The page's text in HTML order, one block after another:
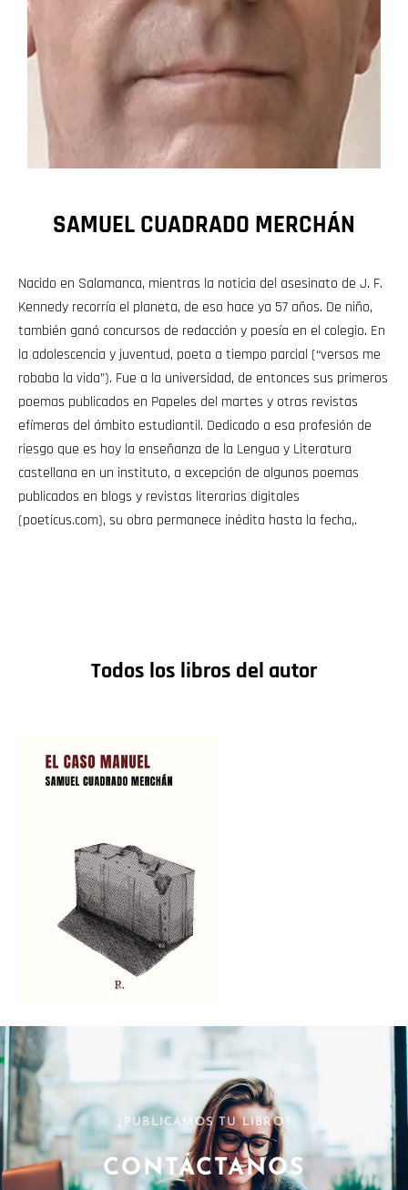
SAMUEL CUADRADO MERCHÁN
Nacido en Salamanca, mientras la noticia del asesinato de J. F.
Kennedy recorría el planeta, de eso hace ya 57 años. De niño,
también ganó concursos de redacción y poesía en el colegio. En
la adolescencia y juventud, poeta a tiempo parcial (“versos me
robaba la vida”). Fue a la universidad, de entonces sus primeros
poemas publicados en Papeles del martes y otras revistas
efímeras del ámbito estudiantil. Dedicado a esa profesión de
riesgo que es hoy la enseñanza de la Lengua y Literatura
castellana en un instituto, a excepción de algunos poemas
publicados en blogs y revistas literarias digitales
(poeticus.com), su obra permanece inédita hasta la fecha,.
Todos los libros del autor
¿PUBLICAMOS TU LIBRO?
CONTÁCTANOS